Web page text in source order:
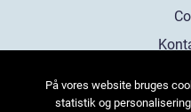
På vores website bruges
statistik og